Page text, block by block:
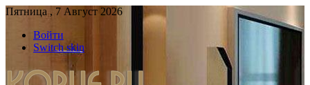
Пятница , 7 Август 2026
Войти
Switch skin